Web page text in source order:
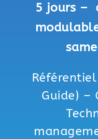
5 jours –
Guide) –